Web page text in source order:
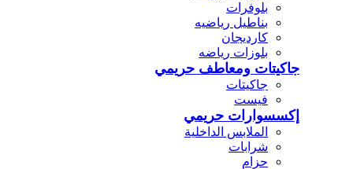
بلوفرات
بناطيل رياضيه
كارديجان
بلوزات رياضه
جاكيتات ومعاطف حريمي
جاكيتات
فيست
إكسسوارات حريمي
الملابس الداخلية
شرابات
حزام